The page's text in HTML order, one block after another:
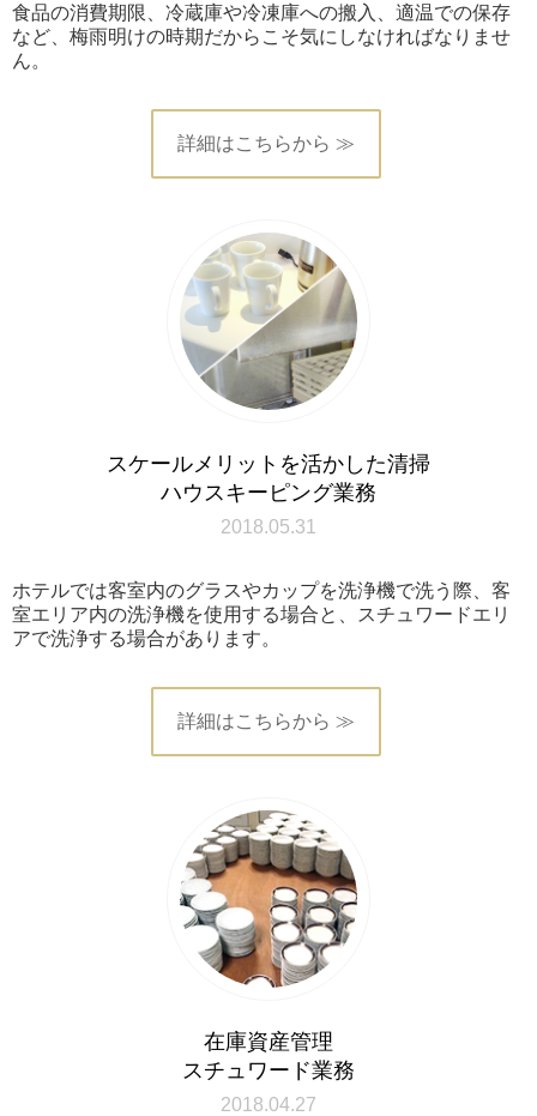
食品の消費期限、冷蔵庫や冷凍庫への搬入、適温での保存
など、梅雨明けの時期だからこそ気にしなければなりませ
ん。
詳細はこちらから ≫
スケールメリットを活かした清掃
ハウスキーピング業務
2018.05.31
ホテルでは客室内のグラスやカップを洗浄機で洗う際、客
室エリア内の洗浄機を使用する場合と、スチュワードエリ
アで洗浄する場合があります。
詳細はこちらから ≫
在庫資産管理
スチュワード業務
2018.04.27